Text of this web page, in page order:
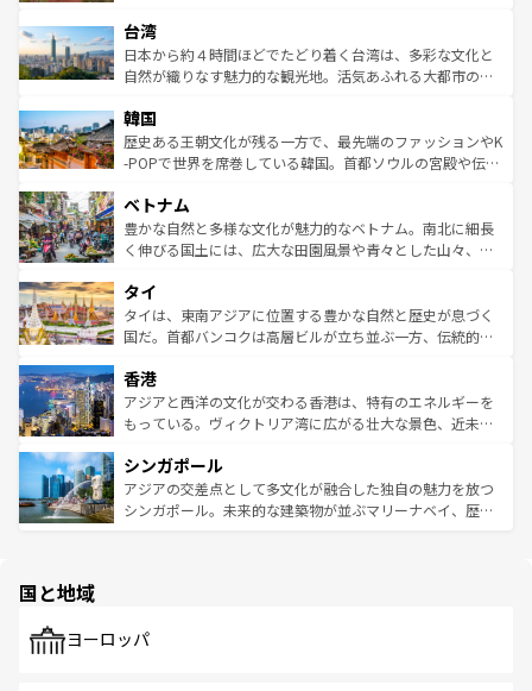
ならではの贅沢な旅のスタイルだ。 なお、新着のアメリカ
情報はコンテンツ一覧を参照してほしい。
れるおもてなしの心で訪れる人々を迎えてくれるハワイの
人々、おいしいローカルフードやハワイアンミュージッ
ク、伝統的なフラダンスなど、すべてがハワイの魅力を彩
ワイを、存分に味わってほしい。 なお、新着のハワイ情報
はコンテンツ一覧を参照してほしい。
リアリーフや大陸中央部にそびえるウルル（エアーズロッ
ク）、タスマニアの美しい原生林やケアンズの熱帯雨林な
ど、見どころがたくさん。また、カフェやワイン、オージ
いる。アクティビティも充実しており、サーフィンやダイ
ビング、ハイキングなど、アウトドア好きにはたまらな
い。オーストラリアの多彩な魅力を存分に味わいつくそ
参照してほしい。
台湾
日本から約４時間ほどでたどり着く台湾は、多彩な文化と
自然が織りなす魅力的な観光地。活気あふれる大都市の台
ン）、静ひつな山岳地帯である台湾東部など、都市の喧騒
と山間の静けさが共存しており、訪れる人に新しい発見と
驚きをもたらしてくれる。また、奥深い台湾の食文化も魅
容にもいいと評判のスイーツなど、バラエティ豊かな料理
が味わえる。 なお、新着の台湾情報は コンテンツ一覧を参
照してほしい。
韓国
歴史ある王朝文化が残る一方で、最先端のファッションやK
-POPで世界を席巻している韓国。首都ソウルの宮殿や伝統
き、地方に足を延ばせば四季折々の自然美を楽しむことが
できる。そして、キムチや焼肉、絶品のストリートフード
まで、さまざまな韓国料理が待っている。夜には、韓国な
リティに包まれながら、韓国の多彩な魅力を心ゆくまで味
わってみてほしい。 なお、新着の韓国情報はコンテンツ一
覧を参照してほしい。
ベトナム
豊かな自然と多様な文化が魅力的なベトナム。南北に細長
く伸びる国土には、広大な田園風景や青々とした山々、世
急速な発展と共に伝統が息づく。ハノイの古い町並みやホ
ーチミン市のフランス統治時代の建物も、独特の雰囲気を
醸し出している。また、バラエティの豊かさとおいしさで
とつ。フォーやバインミー、ベトナムコーヒーなどは、ぜ
ひ現地で味わいたい。どの地域を訪れてもあたたかい人々
が旅行者を迎えてくれるので、きっと忘れられない旅にな
参照してほしい。
タイ
タイは、東南アジアに位置する豊かな自然と歴史が息づく
国だ。首都バンコクは高層ビルが立ち並ぶ一方、伝統的な
の活気が交差している。北部ではチェンマイなどの山岳地
帯で自然と触れ合い、南部ではプーケットやクラビの美し
いビーチでリゾート気分を楽しむことができる。タイ料理
激する。気候は一年中温暖で、どの季節にも異なる楽しみ
が待っている。親しみやすいタイの人々、仏教を中心とし
た文化、そして多様な観光資源が、訪れる旅人を魅了し続
香港
アジアと西洋の文化が交わる香港は、特有のエネルギーを
もっている。ヴィクトリア湾に広がる壮大な景色、近未来
み、どこを訪れても感動するはず。観光スポットが密集し
ており、効率よく見どころを回れるのも魅力。息をのむよ
うな絶景から文化的な体験まで、香港を存分に楽しみ尽く
シンガポール
アジアの交差点として多文化が融合した独自の魅力を放つ
シンガポール。未来的な建築物が並ぶマリーナベイ、歴史
で、ホーカーズは地元の風情を楽しめる外せないスポット
国と地域
ヨーロッパ